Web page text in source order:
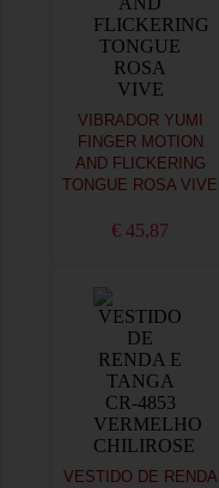
VIBRADOR YUMI
FINGER MOTION
AND FLICKERING
TONGUE ROSA VIVE
€ 45,87
VESTIDO DE RENDA